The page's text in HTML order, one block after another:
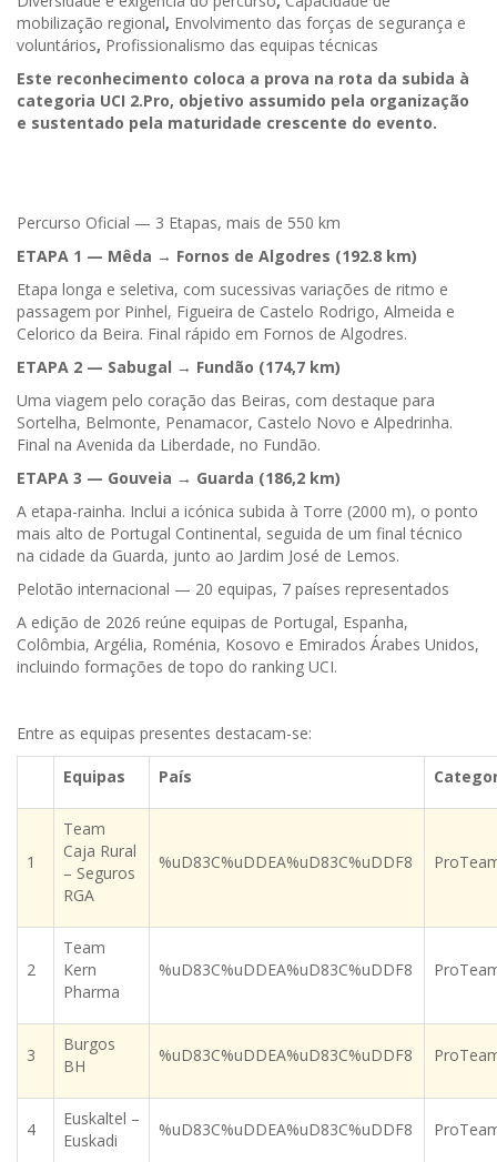
mobilização regional, Envolvimento das forças de segurança e
voluntários, Profissionalismo das equipas técnicas
Este reconhecimento coloca a prova na rota da subida à
categoria UCI 2.Pro, objetivo assumido pela organização
e sustentado pela maturidade crescente do evento.
Percurso Oficial — 3 Etapas, mais de 550 km
ETAPA 1 — Mêda → Fornos de Algodres (192.8 km)
Etapa longa e seletiva, com sucessivas variações de ritmo e
passagem por Pinhel, Figueira de Castelo Rodrigo, Almeida e
Celorico da Beira. Final rápido em Fornos de Algodres.
ETAPA 2 — Sabugal → Fundão (174,7 km)
Uma viagem pelo coração das Beiras, com destaque para
Sortelha, Belmonte, Penamacor, Castelo Novo e Alpedrinha.
Final na Avenida da Liberdade, no Fundão.
ETAPA 3 — Gouveia → Guarda (186,2 km)
A etapa-rainha. Inclui a icónica subida à Torre (2000 m), o ponto
mais alto de Portugal Continental, seguida de um final técnico
na cidade da Guarda, junto ao Jardim José de Lemos.
Pelotão internacional — 20 equipas, 7 países representados
A edição de 2026 reúne equipas de Portugal, Espanha,
Colômbia, Argélia, Roménia, Kosovo e Emirados Árabes Unidos,
incluindo formações de topo do ranking UCI.
Entre as equipas presentes destacam-se:
Equipas País
1
Team
Caja Rural
– Seguros
RGA
%uD83C%uDDEA%uD83C%uDDF8
2
Team
Kern
Pharma
%uD83C%uDDEA%uD83C%uDDF8
3
Burgos
BH
%uD83C%uDDEA%uD83C%uDDF8
4
Euskaltel –
Euskadi
%uD83C%uDDEA%uD83C%uDDF8